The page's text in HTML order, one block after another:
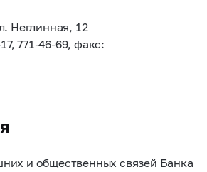
Неглинная, 12
771-46-69, факс:
и общественных связей Банка